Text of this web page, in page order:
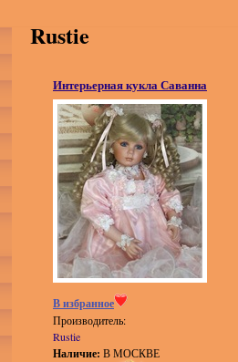
Rustie
Интерьерная кукла Саванна
В избранное
Производитель:
Rustie
Наличие: В МОСКВЕ